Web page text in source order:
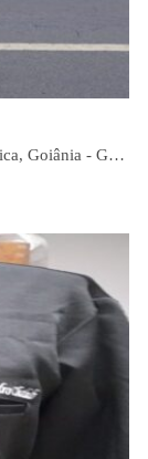
Av. T, 63 - qd 339 lt 12 sala 4 - Jardim América, Goiânia - GO, 74280-230